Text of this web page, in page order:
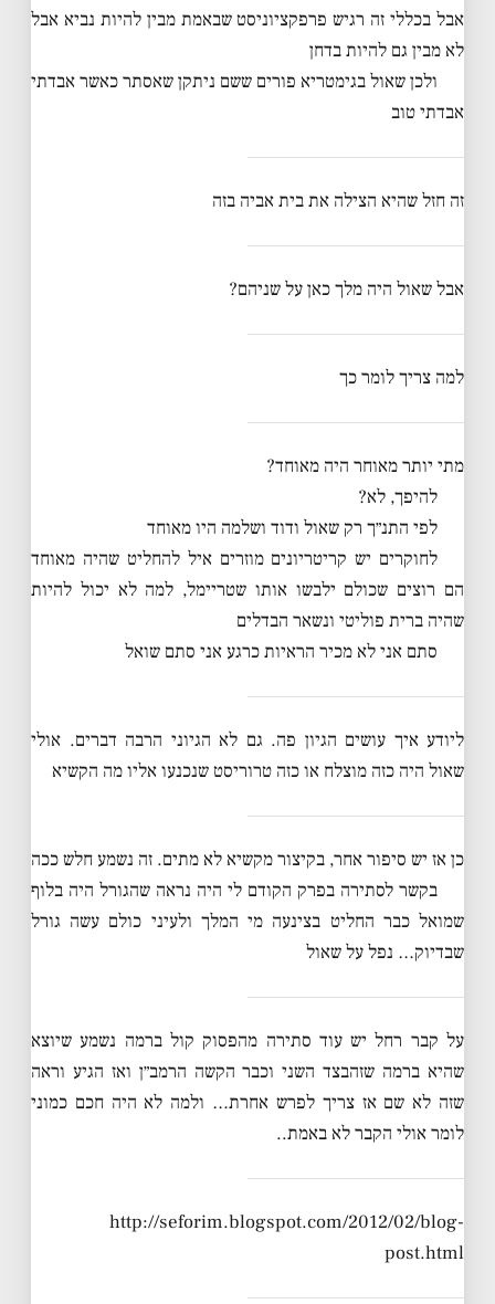
אבל בכללי זה רגיש פרפקציוניסט שבאמת מבין להיות נביא אבל
לא מבין גם להיות בדחן
ולכן שאול בגימטריא פורים ששם ניתקן שאסתר כאשר אבדתי
אבדתי טוב
זה חזל שהיא הצילה את בית אביה בזה
אבל שאול היה מלך כאן על שניהם?
למה צריך לומר כך
מתי יותר מאוחר היה מאוחד?
להיפך, לא?
לפי התנ״ך רק שאול ודוד ושלמה היו מאוחד
לחוקרים יש קריטריונים מוזרים איל להחליט שהיה מאוחד
הם רוצים שכולם ילבשו אותו שטריימל, למה לא יכול להיות
שהיה ברית פוליטי ונשאר הבדלים
סתם אני לא מכיר הראיות כרגע אני סתם שואל
ליודע איך עושים הגיון פה. גם לא הגיוני הרבה דברים. אולי
שאול היה כזה מוצלח או כזה טרוריסט שנכנעו אליו מה הקשיא
כן אז יש סיפור אחר, בקיצור מקשיא לא מתים. זה נשמע חלש ככה
בקשר לסתירה בפרק הקודם לי היה נראה שהגורל היה בלוף
שמואל כבר החליט בצינעה מי המלך ולעיני כולם עשה גורל
שבדיוק… נפל על שאול
על קבר רחל יש עוד סתירה מהפסוק קול ברמה נשמע שיוצא
שהיא ברמה שזהבצד השני וכבר הקשה הרמב״ן ואז הגיע וראה
שזה לא שם אז צריך לפרש אחרת… ולמה לא היה חכם כמוני
לומר אולי הקבר לא באמת..
http://seforim.blogspot.com/2012/02/blog-
post.html